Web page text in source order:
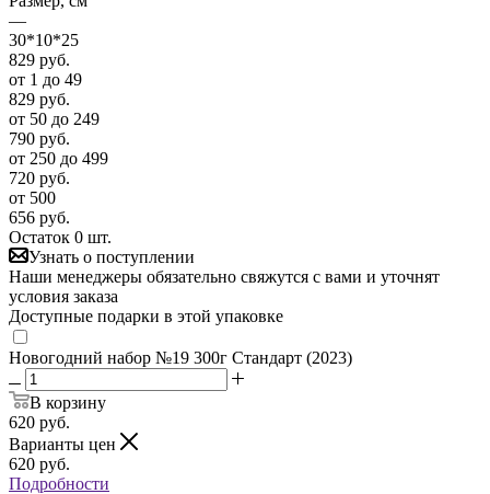
—
30*10*25
829 руб.
от 1 до 49
829 руб.
от 50 до 249
790 руб.
от 250 до 499
720 руб.
от 500
656 руб.
Остаток 0 шт.
Узнать о поступлении
Наши менеджеры обязательно свяжутся с вами и уточнят
условия заказа
Доступные подарки в этой упаковке
Новогодний набор №19 300г Стандарт (2023)
В корзину
620 руб.
Варианты цен
620 руб.
Подробности